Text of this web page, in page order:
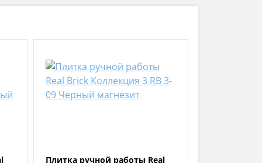
Плитка ручной работы Real